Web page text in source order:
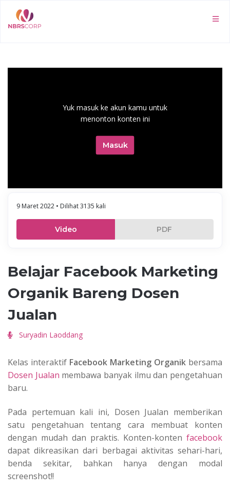
Yuk masuk ke akun kamu untuk
menonton konten ini
Masuk
9 Maret 2022 • Dilihat 3135 kali
Video PDF
Belajar Facebook Marketing
Organik Bareng Dosen
Jualan
Suryadin Laoddang
Kelas interaktif Facebook Marketing Organik bersama
Dosen Jualan membawa banyak ilmu dan pengetahuan
baru.
Pada pertemuan kali ini, Dosen Jualan memberikan
satu pengetahuan tentang cara membuat konten
dengan mudah dan praktis. Konten-konten facebook
dapat dikreasikan dari berbagai aktivitas sehari-hari,
benda sekitar, bahkan hanya dengan modal
screenshot!!